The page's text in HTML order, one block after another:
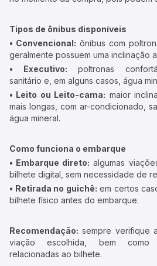
Tipos de ônibus disponíveis
• Convencional: ônibus com
geralmente possuem uma inclinação
• Executivo: poltronas
sanitário e, em alguns casos, água
• Leito ou Leito-cama: maior
mais longas, com ar-condicionado,
água mineral.
Como funciona o embarque
• Embarque direto: algumas
bilhete digital, sem necessidade de
• Retirada no guichê: em certos
bilhete físico antes do embarque.
Recomendação: sempre verifique
viação escolhida, bem como
relacionadas ao bilhete.